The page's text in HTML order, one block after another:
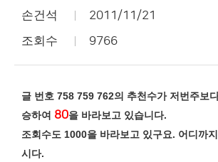
손건석 2011/11/21
조회수 9766
글 번호 758 759 762의 추천수가 저번주보
승하여 80을 바라보고 있습니다.
조회수도 1000을 바라보고 있구요. 어디 까
시다.